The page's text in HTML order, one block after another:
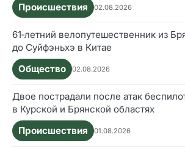
Происшествия
02.08.2026
61‑летний велопутешественник из
до Суйфэньхэ в Китае
Общество
02.08.2026
Двое пострадали после атак
в Курской и Брянской областях
Происшествия
01.08.2026